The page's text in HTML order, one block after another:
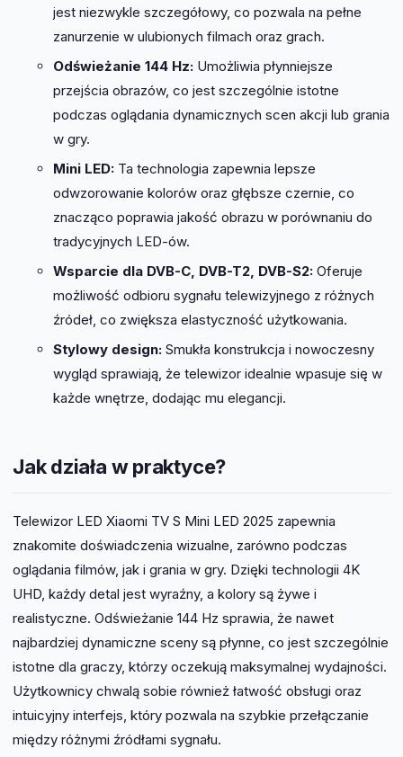
jest niezwykle szczegółowy, co pozwala na pełne
zanurzenie w ulubionych filmach oraz grach.
Odświeżanie 144 Hz: Umożliwia płynniejsze
przejścia obrazów, co jest szczególnie istotne
podczas oglądania dynamicznych scen akcji lub grania
w gry.
Mini LED: Ta technologia zapewnia lepsze
odwzorowanie kolorów oraz głębsze czernie, co
znacząco poprawia jakość obrazu w porównaniu do
tradycyjnych LED-ów.
Wsparcie dla DVB-C, DVB-T2, DVB-S2: Oferuje
możliwość odbioru sygnału telewizyjnego z różnych
źródeł, co zwiększa elastyczność użytkowania.
Stylowy design: Smukła konstrukcja i nowoczesny
wygląd sprawiają, że telewizor idealnie wpasuje się w
każde wnętrze, dodając mu elegancji.
Jak działa w praktyce?
Telewizor LED Xiaomi TV S Mini LED 2025 zapewnia
znakomite doświadczenia wizualne, zarówno podczas
oglądania filmów, jak i grania w gry. Dzięki technologii 4K
UHD, każdy detal jest wyraźny, a kolory są żywe i
realistyczne. Odświeżanie 144 Hz sprawia, że nawet
najbardziej dynamiczne sceny są płynne, co jest szczególnie
istotne dla graczy, którzy oczekują maksymalnej wydajności.
Użytkownicy chwalą sobie również łatwość obsługi oraz
intuicyjny interfejs, który pozwala na szybkie przełączanie
między różnymi źródłami sygnału.